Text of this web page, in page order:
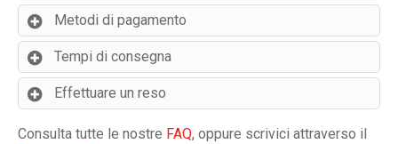
Metodi di pagamento
Tempi di consegna
Effettuare un reso
Consulta tutte le nostre FAQ, oppure scrivici attraverso il